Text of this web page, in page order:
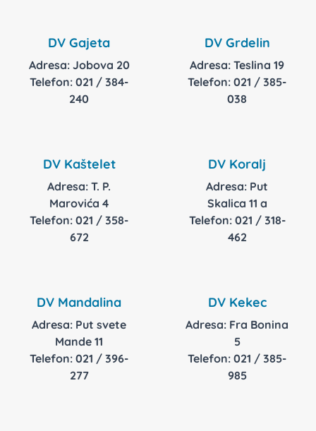
DV Gajeta
Adresa: Jobova 20
Telefon: 021 / 384-
240
DV Grdelin
Adresa: Teslina 19
Telefon: 021 / 385-
038
DV Kaštelet
Adresa: T. P.
Marovića 4
Telefon: 021 / 358-
672
DV Koralj
Adresa: Put
Skalica 11 a
Telefon: 021 / 318-
462
DV Mandalina
Adresa: Put svete
Mande 11
Telefon: 021 / 396-
277
DV Kekec
Adresa: Fra Bonina
5
Telefon: 021 / 385-
985